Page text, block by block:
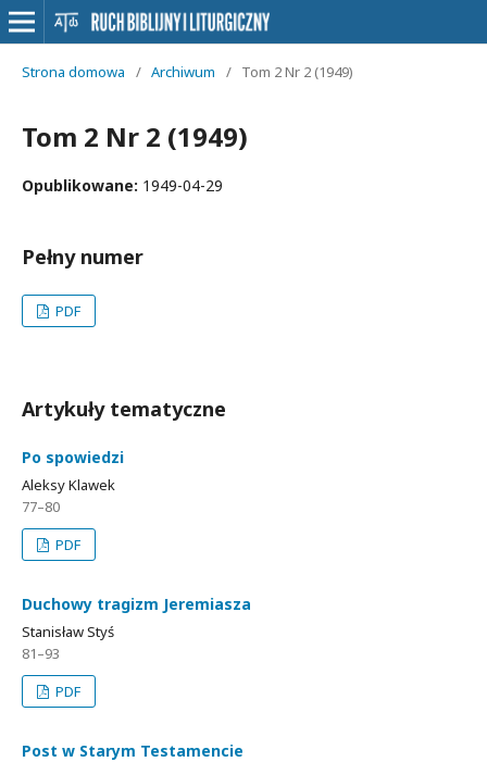
Strona domowa / Archiwum / Tom 2 Nr 2 (1949)
Tom 2 Nr 2 (1949)
Opublikowane: 1949-04-29
Pełny numer
PDF
Artykuły tematyczne
Po spowiedzi
Aleksy Klawek
77–80
PDF
Duchowy tragizm Jeremiasza
Stanisław Styś
81–93
PDF
Post w Starym Testamencie